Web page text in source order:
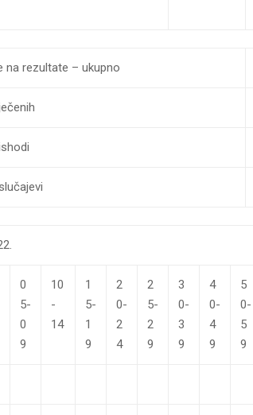
na rezultate – ukupno
0
5-
0
9
10
-
14
1
5-
1
9
2
0-
2
4
2
5-
2
9
3
0-
3
9
4
0-
4
9
5
0-
5
9